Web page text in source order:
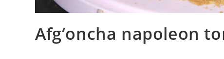
Afg‘oncha napoleon